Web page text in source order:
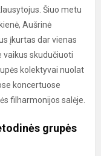
Šiuo metu
Aušrinė
įkurtas dar vienas
vaikus skudučiuoti
kolektyvai nuolat
koncertuose
filharmonijos salėje.
grupės